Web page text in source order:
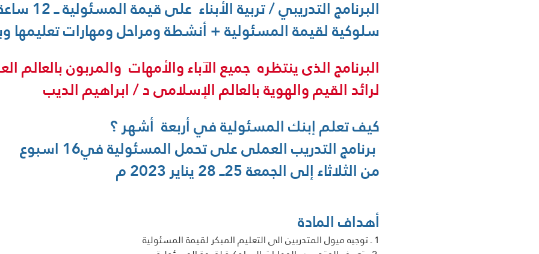
سلوكية لقيمة المسئولية + أنشطة ومراحل ومهارات تعليمها
البرنامج الذى ينتظره  جميع الآباء والأمهات  والمربون بالعالم
لرائد القيم والهوية بالعالم الإسلامى د / ابراهيم الديب
كيف تعلم إبنك المسئولية في أربعة  أشهر ؟
من الثلاثاء إلى الجمعة 25ــ 28 يناير 2023 م
أهداف المادة
1 ـ توجيه ميول المتدربين الى التعليم المبكر لقيمة المسئولية